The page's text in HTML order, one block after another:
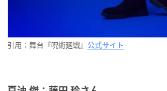
引用：舞台『呪術廻戦』 公式サイト